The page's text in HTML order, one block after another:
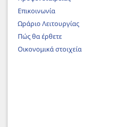
Επικοινωνία
Ωράριο Λειτουργίας
Πώς θα έρθετε
Οικονομικά στοιχεία